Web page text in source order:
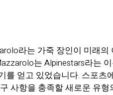
라는 가죽 장인이 미래
는 Alpinestars라는
를 얻고 있었습니다. 스포
사항을 충족할 새로운 유